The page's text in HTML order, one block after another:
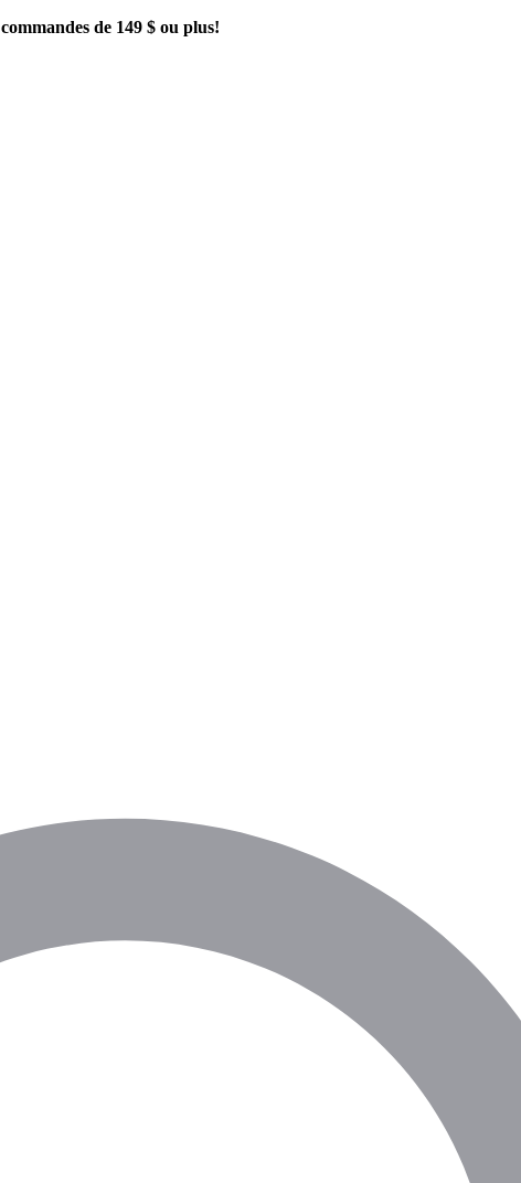
de 149 $ ou plus!